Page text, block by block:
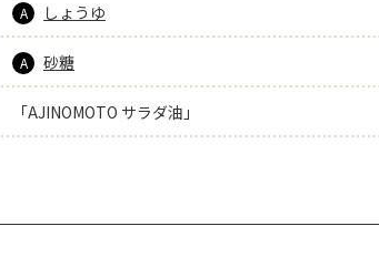
A しょうゆ
A 砂糖
「AJINOMOTO サラダ油」